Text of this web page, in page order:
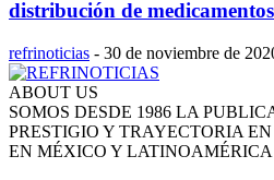
distribución de
refrinoticias - 30 de noviembre de
ABOUT US
SOMOS DESDE 1986 LA
PRESTIGIO Y TRAYECTORIA
EN MÉXICO Y LATINOAMÉRICA